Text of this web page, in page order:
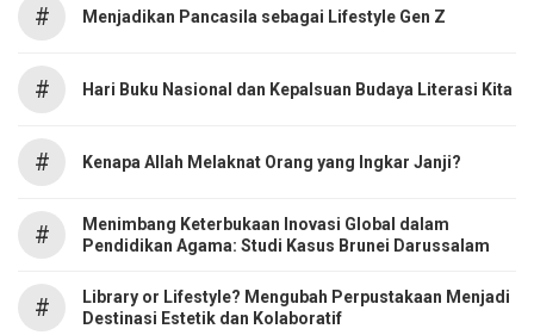
# Menjadikan Pancasila sebagai Lifestyle Gen Z
# Hari Buku Nasional dan Kepalsuan Budaya Literasi Kita
# Kenapa Allah Melaknat Orang yang Ingkar Janji?
#
Menimbang Keterbukaan Inovasi Global dalam
Pendidikan Agama: Studi Kasus Brunei Darussalam
#
Library or Lifestyle? Mengubah Perpustakaan Menjadi
Destinasi Estetik dan Kolaboratif